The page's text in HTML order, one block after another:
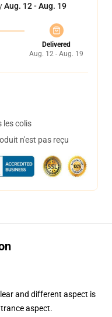
Aug. 12 - Aug. 19
Delivered
Aug. 12 - Aug. 19
les colis
n'est pas reçu
and different aspect is
aspect.